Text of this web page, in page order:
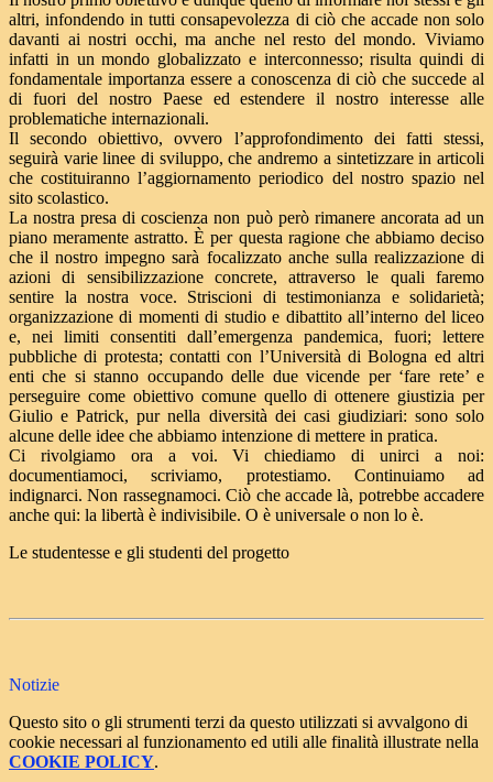
altri, infondendo in tutti consapevolezza di ciò che accade non solo
davanti ai nostri occhi, ma anche nel resto del mondo. Viviamo
infatti in un mondo globalizzato e interconnesso; risulta quindi di
fondamentale importanza essere a conoscenza di ciò che succede al
di fuori del nostro Paese ed estendere il nostro interesse alle
problematiche internazionali.
Il secondo obiettivo, ovvero l’approfondimento dei fatti stessi,
seguirà varie linee di sviluppo, che andremo a sintetizzare in articoli
che costituiranno l’aggiornamento periodico del nostro spazio nel
sito scolastico.
La nostra presa di coscienza non può però rimanere ancorata ad un
piano meramente astratto. È per questa ragione che abbiamo deciso
che il nostro impegno sarà focalizzato anche sulla realizzazione di
azioni di sensibilizzazione concrete, attraverso le quali faremo
sentire la nostra voce. Striscioni di testimonianza e solidarietà;
organizzazione di momenti di studio e dibattito all’interno del liceo
e, nei limiti consentiti dall’emergenza pandemica, fuori; lettere
pubbliche di protesta; contatti con l’Università di Bologna ed altri
enti che si stanno occupando delle due vicende per ‘fare rete’ e
perseguire come obiettivo comune quello di ottenere giustizia per
Giulio e Patrick, pur nella diversità dei casi giudiziari: sono solo
alcune delle idee che abbiamo intenzione di mettere in pratica.
Ci rivolgiamo ora a voi. Vi chiediamo di unirci a noi:
documentiamoci, scriviamo, protestiamo. Continuiamo ad
indignarci. Non rassegnamoci. Ciò che accade là, potrebbe accadere
anche qui: la libertà è indivisibile. O è universale o non lo è.
Le studentesse e gli studenti del progetto
Notizie
Questo sito o gli strumenti terzi da questo utilizzati si avvalgono di
cookie necessari al funzionamento ed utili alle finalità illustrate nella
COOKIE POLICY.